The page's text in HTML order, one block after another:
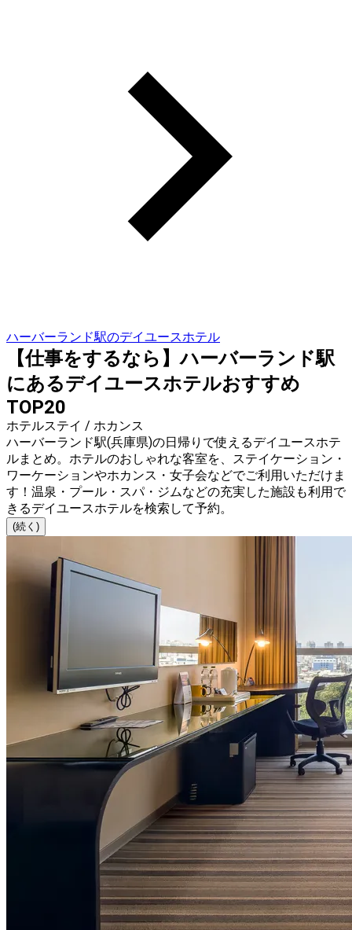
ハーバーランド駅のデイユースホテル
【仕事をするなら】ハーバーランド駅
にあるデイユースホテルおすすめ
TOP20
ホテルステイ / ホカンス
ハーバーランド駅(兵庫県)の日帰りで使えるデイユースホテ
ルまとめ。ホテルのおしゃれな客室を、ステイケーション・
ワーケーションやホカンス・女子会などでご利用いただけま
す！温泉・プール・スパ・ジムなどの充実した施設も利用で
きるデイユースホテルを検索して予約。
(続く)